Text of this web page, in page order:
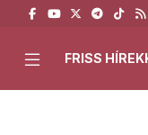
FRISS HÍREK